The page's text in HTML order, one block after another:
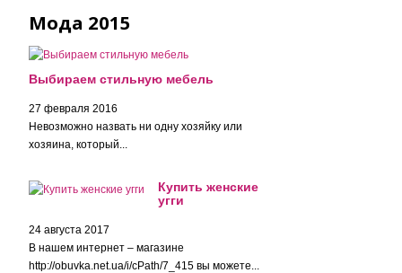
Мода 2015
Выбираем стильную мебель
27 февраля 2016
Невозможно назвать ни одну хозяйку или
хозяина, который...
Купить женские
угги
24 августа 2017
В нашем интернет – магазине
http://obuvka.net.ua/i/cPath/7_415 вы можете...